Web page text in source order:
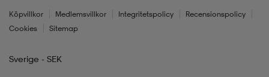
Köpvillkor Medlemsvillkor Integritetspolicy
Recensionspolicy
Cookies
Sitemap
Sverige - SEK